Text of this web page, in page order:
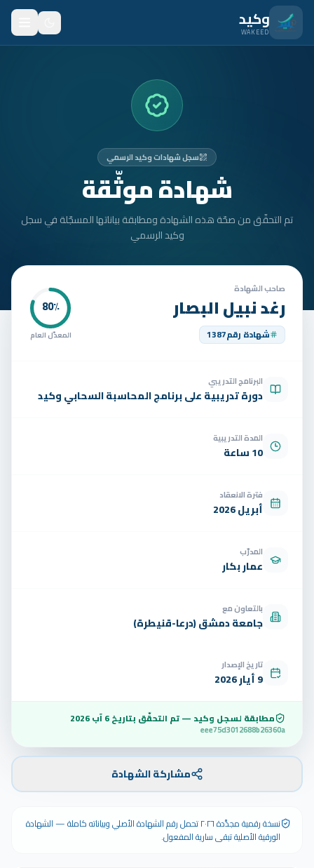
انتقل للمحتوى الرئيسي
وكيد
WAKEED
المتدربون
الأمان
تواصل
الوظائف
سجل شهادات وكيد الرسمي
شهادة موثّقة
تم التحقّق من صحّة هذه الشهادة ومطابقة بياناتها المسجّلة في سجل
وكيد الرسمي
صاحب الشهادة
رغد نبيل البصار
شهادة رقم1387
80٪
المعدّل العام
البرنامج التدريبي
دورة تدريبية على برنامج المحاسبة السحابي وكيد
المدة التدريبية
10 ساعة
فترة الانعقاد
أبريل 2026
المدرّب
عمار بكار
بالتعاون مع
جامعة دمشق (درعا-قنيطرة)
تاريخ الإصدار
9 أيار 2026
مطابقة لسجل وكيد — تم التحقّق بتاريخ6 آب 2026
eee75d3012688b26360a
مشاركة الشهادة
نسخة رقمية مجدَّدة ٢٠٢٦ تحمل رقم الشهادة الأصلي وبياناته كاملة — الشهادة
الورقية الأصلية تبقى سارية المفعول.